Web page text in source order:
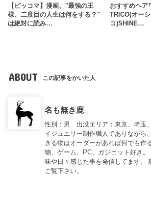
【ピッコマ】漫画、"最強の王
様、二度目の人生は何をする？"
は絶対に読み…
おすすめヘア
TRICO(オー
コ)SHINE…
ABOUT この記事をかいた人
名も無き鹿
性別：男 出没エリア：東京、埼玉
イジュエリー制作職人でありながら
きる物はオーダーがあれば何でも作
物、ゲーム、PC、ガジェット好き
味や日々感じた事を発信してます。
ご覧下さい。